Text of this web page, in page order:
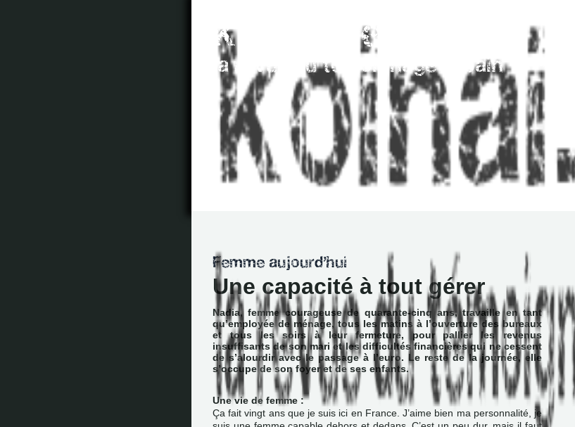
Une capacité à tout gérer
Nadia, femme courageuse de quarante-cinq ans, travaille en tant
qu’employée de ménage, tous les matins à l’ouverture des bureaux
et tous les soirs à leur fermeture, pour pallier les revenus
insuffisants de son mari et les difficultés financières qui ne cessent
de s’alourdir avec le passage à l’euro. Le reste de la journée, elle
s’occupe de son foyer et de ses enfants.
Une vie de femme :
Ça fait vingt ans que je suis ici en France. J’aime bien ma personnalité, je